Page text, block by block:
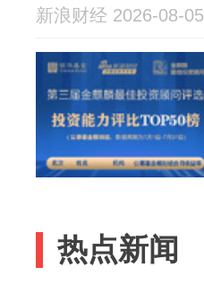
新浪财经 2026-08-05
热点新闻